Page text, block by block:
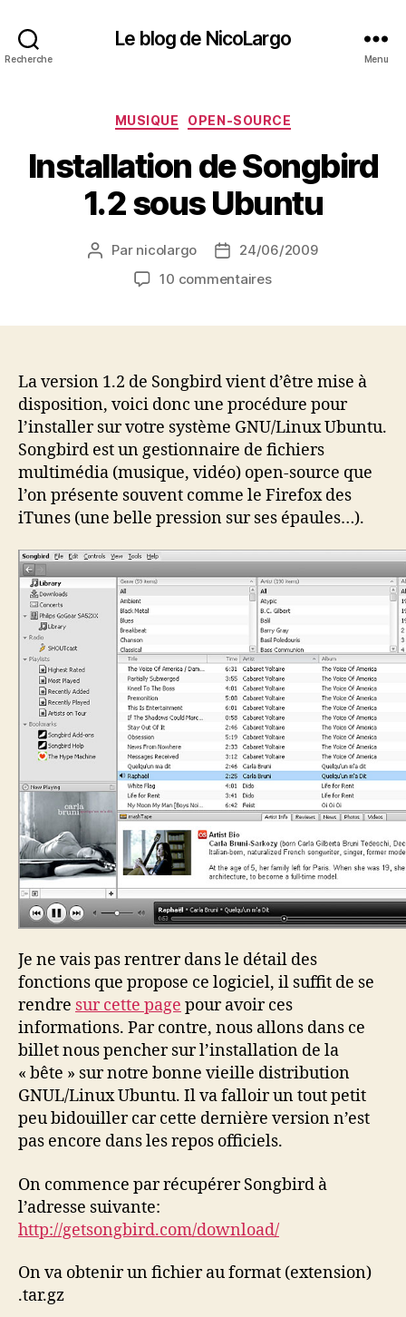
Recherche
Le blog de NicoLargo
Menu
Catégories
MUSIQUE OPEN-SOURCE
Installation de Songbird
1.2 sous Ubuntu
Auteur
l’article
Par nicolargo
Date24/06/2009
10 commentairessur
sous
Ubuntu
La version 1.2 de Songbird vient d’être mise à
disposition, voici donc une procédure pour
l’installer sur votre système GNU/Linux Ubuntu.
Songbird est un gestionnaire de fichiers
multimédia (musique, vidéo) open-source que
l’on présente souvent comme le Firefox des
iTunes (une belle pression sur ses épaules…).
Je ne vais pas rentrer dans le détail des
fonctions que propose ce logiciel, il suffit de se
rendre sur cette page pour avoir ces
informations. Par contre, nous allons dans ce
billet nous pencher sur l’installation de la
« bête » sur notre bonne vieille distribution
GNUL/Linux Ubuntu. Il va falloir un tout petit
peu bidouiller car cette dernière version n’est
pas encore dans les repos officiels.
On commence par récupérer Songbird à
l’adresse suivante:
http://getsongbird.com/download/
On va obtenir un fichier au format (extension)
.tar.gz